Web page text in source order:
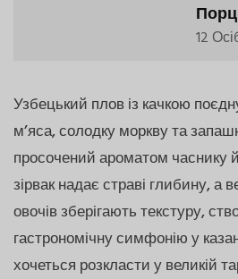
12
Узбецький плов із качкою
м’яса, солодку моркву та
просочений ароматом часнику
зірвак надає страві глибину, а
овочів зберігають текстуру,
гастрономічну симфонію у
хочеться розкласти у великій